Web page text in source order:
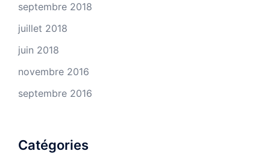
septembre 2018
juillet 2018
juin 2018
novembre 2016
septembre 2016
Catégories